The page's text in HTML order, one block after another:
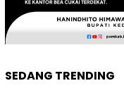
SEDANG TRENDING